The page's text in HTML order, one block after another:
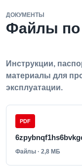
ДОКУМЕНТЫ
Файлы по
Инструкции,
материалы для
эксплуатации.
PDF
Файлы · 2,8 МБ